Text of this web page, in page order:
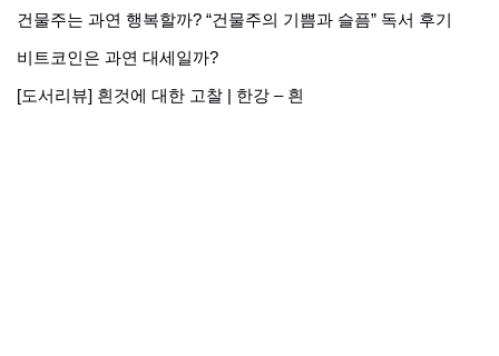
건물주는 과연 행복할까? “건물주의 기쁨과 슬픔” 독서 후기
비트코인은 과연 대세일까?
[도서리뷰] 흰것에 대한 고찰 | 한강 – 흰